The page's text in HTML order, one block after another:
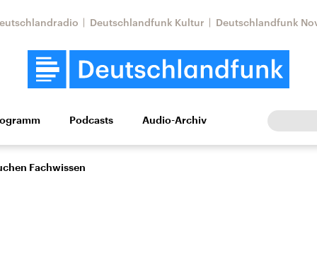
Deutschlandfunk Kultur Deutschlandfunk
Wissen Kultur Europa
Podcasts Audio-Archiv
Fachwissen